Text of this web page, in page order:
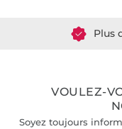
VOULEZ-
Soyez toujours